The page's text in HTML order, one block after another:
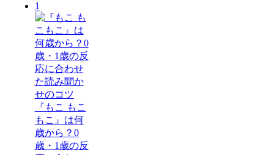
1
『もこ もこ
もこ』は何
歳から？0
歳・1歳の反